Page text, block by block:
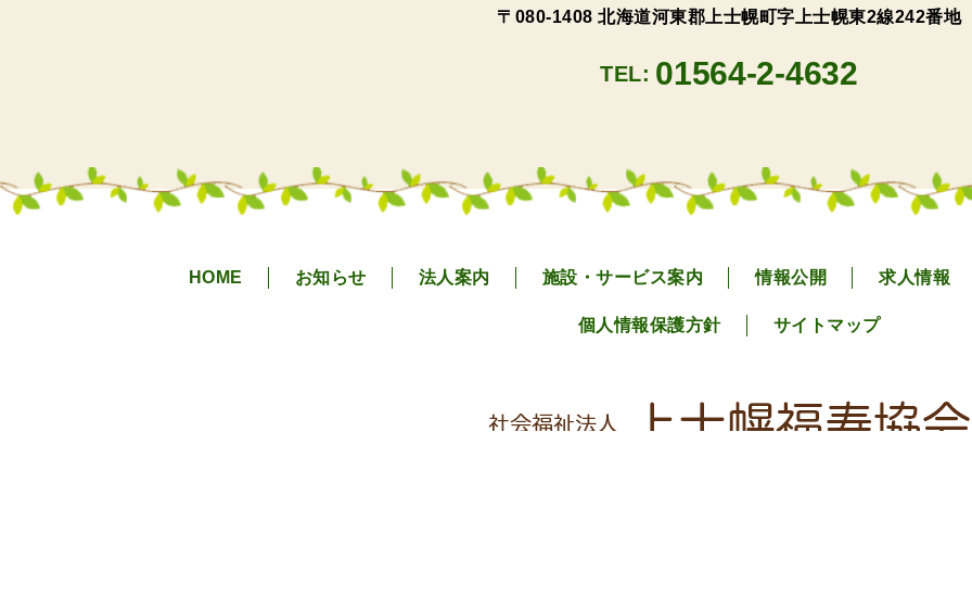
〒080-1408 北海道河東郡上士幌町字上士幌東2線242番地
TEL: 01564-2-4632
HOME お知らせ 法人案内 施設・サービス案内 情報公開 求人情報
個人情報保護方針 サイトマップ